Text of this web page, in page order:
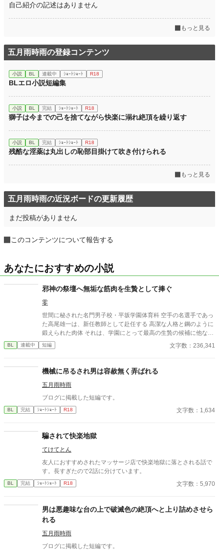
自己紹介の記述はありません
もっと見る
五月雨時雨の登録コンテンツ
小説 BL 連載中 ｼｮｰﾄｼｮｰﾄ R18
BLエロ小説短編集
小説 BL 完結 ｼｮｰﾄｼｮｰﾄ R18
獅子は今までの己を捨てながら快楽に溺れ絶頂を繰り返す
小説 BL 完結 ｼｮｰﾄｼｮｰﾄ R18
残酷な淫薬は丸出しの恥部目掛けて吹き付けられる
もっと見る
五月雨時雨の近況ボードの更新履歴
まだ投稿がありません
このコンテンツについて報告する
あなたにおすすめの小説
邪神の祭壇へ無垢な筋肉を生贄として捧ぐ
零
世間に秘された名門男子校・平坂学園体育科 空手の名選手であっ
た高尾雄一は、新任教師として赴任する 高潔な人格と鋼のように
鍛えられた肉体 それは、学園にとって最高の生贄の候補に他なら
なかった 至高の筋肉を持つ、精神を削られ意志をなくした青年を
太古の神に捧げるため、“水”、“風”、“土”の信奉者達が暗躍する 意
校で繰り広げられるダークファンタジー
BL 連載中 短編 文字数：236,341
機械に吊るされ男は容赦無く弄ばれる
五月雨時雨
ブログに掲載した短編です。
BL 完結 ｼｮｰﾄｼｮｰﾄ R18 文字数：1,634
騙されて快楽地獄
てけてとん
友人におすすめされたマッサージ店で快楽地獄に落とされる話で
す。長すぎたので2話に分けています。
BL 完結 ｼｮｰﾄｼｮｰﾄ R18 文字数：5,970
男は悪趣味な台の上で破滅色の絶頂へと上り詰めさせら
れる
五月雨時雨
ブログに掲載した短編です。